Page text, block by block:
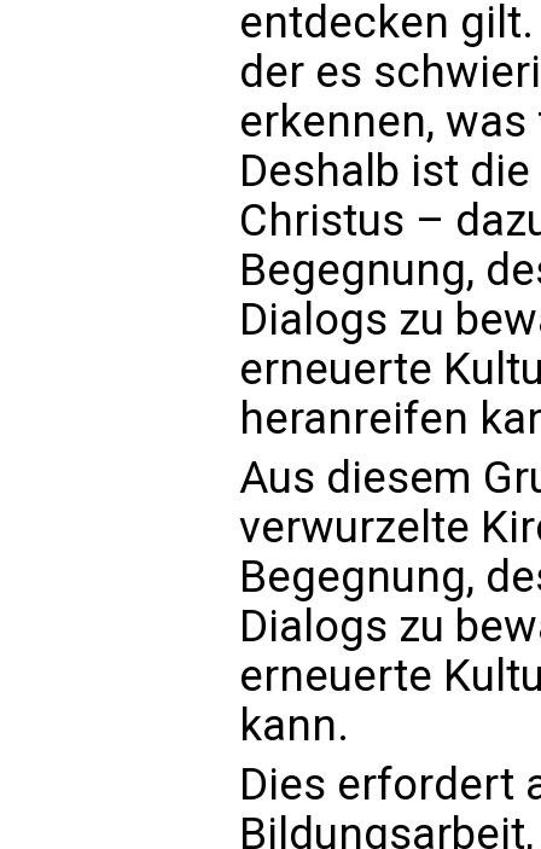
entdecken
der es
erkennen,
Deshalb ist
Christus –
Begegnung,
Dialogs zu
erneuerte
heranreifen
Aus diesem
verwurzelte
Begegnung,
Dialogs zu
erneuerte
kann.
Dies erfordert